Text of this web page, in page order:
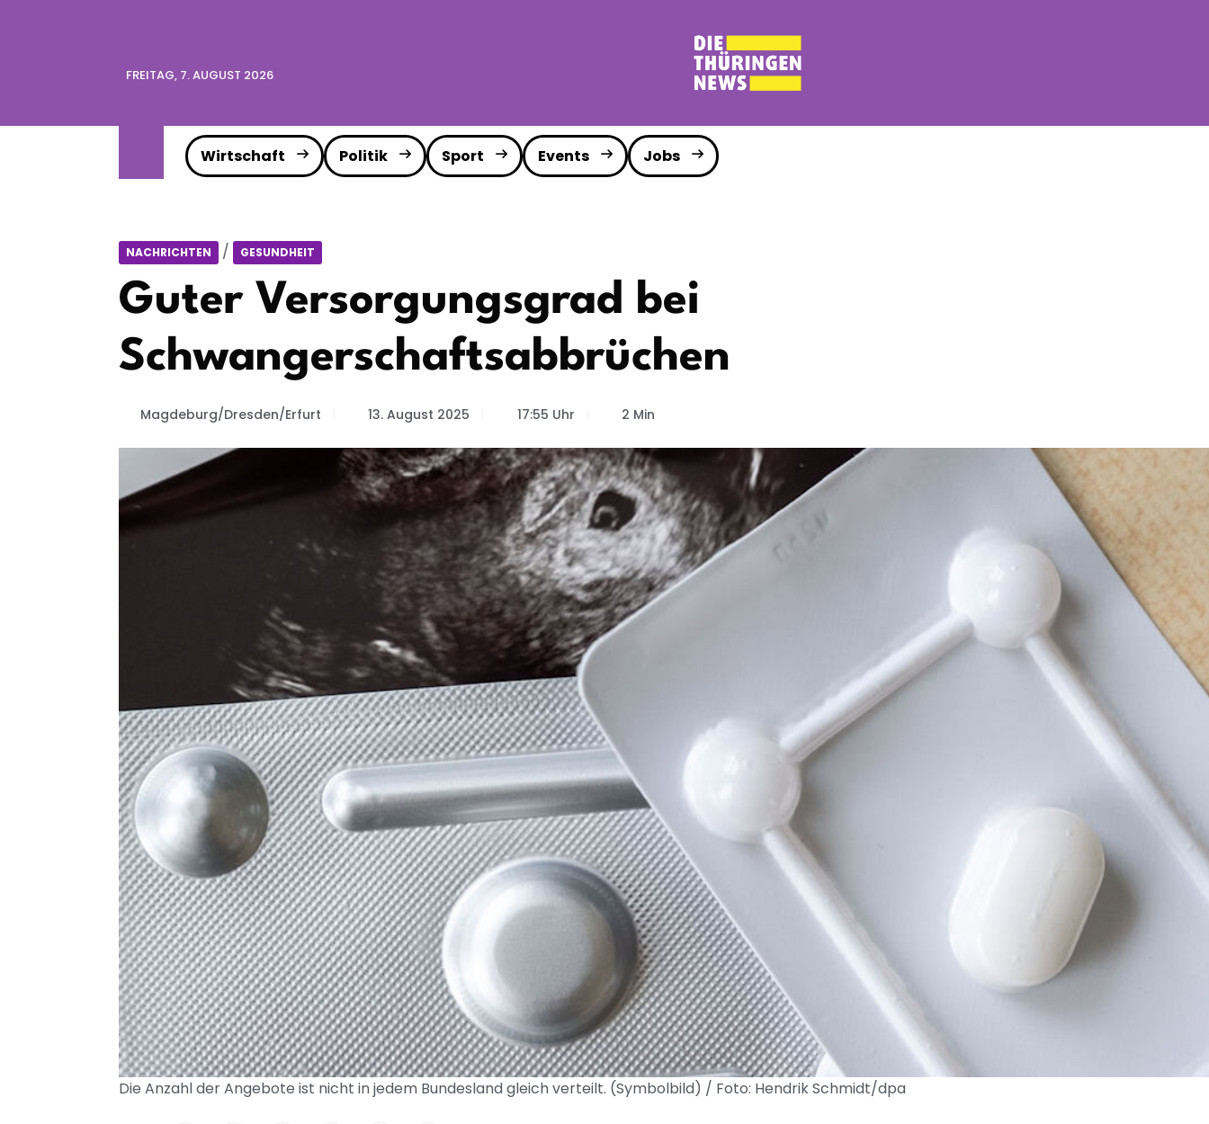
FREITAG, 7. AUGUST 2026
Wirtschaft Politik Sport Events Jobs
NACHRICHTEN / GESUNDHEIT
Guter Versorgungsgrad bei
Schwangerschaftsabbrüchen
Magdeburg/Dresden/Erfurt 13. August 2025 17:55 Uhr 2 Min
Die Anzahl der Angebote ist nicht in jedem Bundesland gleich verteilt. (Symbolbild) / Foto: Hendrik Schmidt/dpa